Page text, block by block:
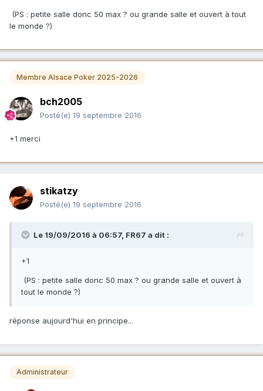
(PS : petite salle donc 50 max ? ou grande salle et ouvert à tout
le monde ?)
Membre Alsace Poker 2025-2026
bch2005
Posté(e) 19 septembre 2016
+1 merci
stikatzy
Posté(e) 19 septembre 2016
Le 19/09/2016 à 06:57, FR67 a dit :
+1
(PS : petite salle donc 50 max ? ou grande salle et ouvert à
tout le monde ?)
réponse aujourd'hui en principe...
Administrateur